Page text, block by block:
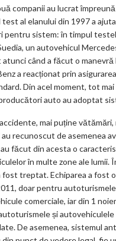
companii au lucrat
test al elanului din 1997 a
pentru sistem: în timpul
un autovehicul
când a făcut o manevră
a reacționat prin
Din acel moment, tot
auto au adoptat
mai puține vătămări,
recunoscut de asemenea
făcut din acesta o
în multe zone ale lumii.
fost treptat. Echiparea a fost
doar pentru
comerciale, iar din 1
și autovehiculele
De asemenea, sistemul